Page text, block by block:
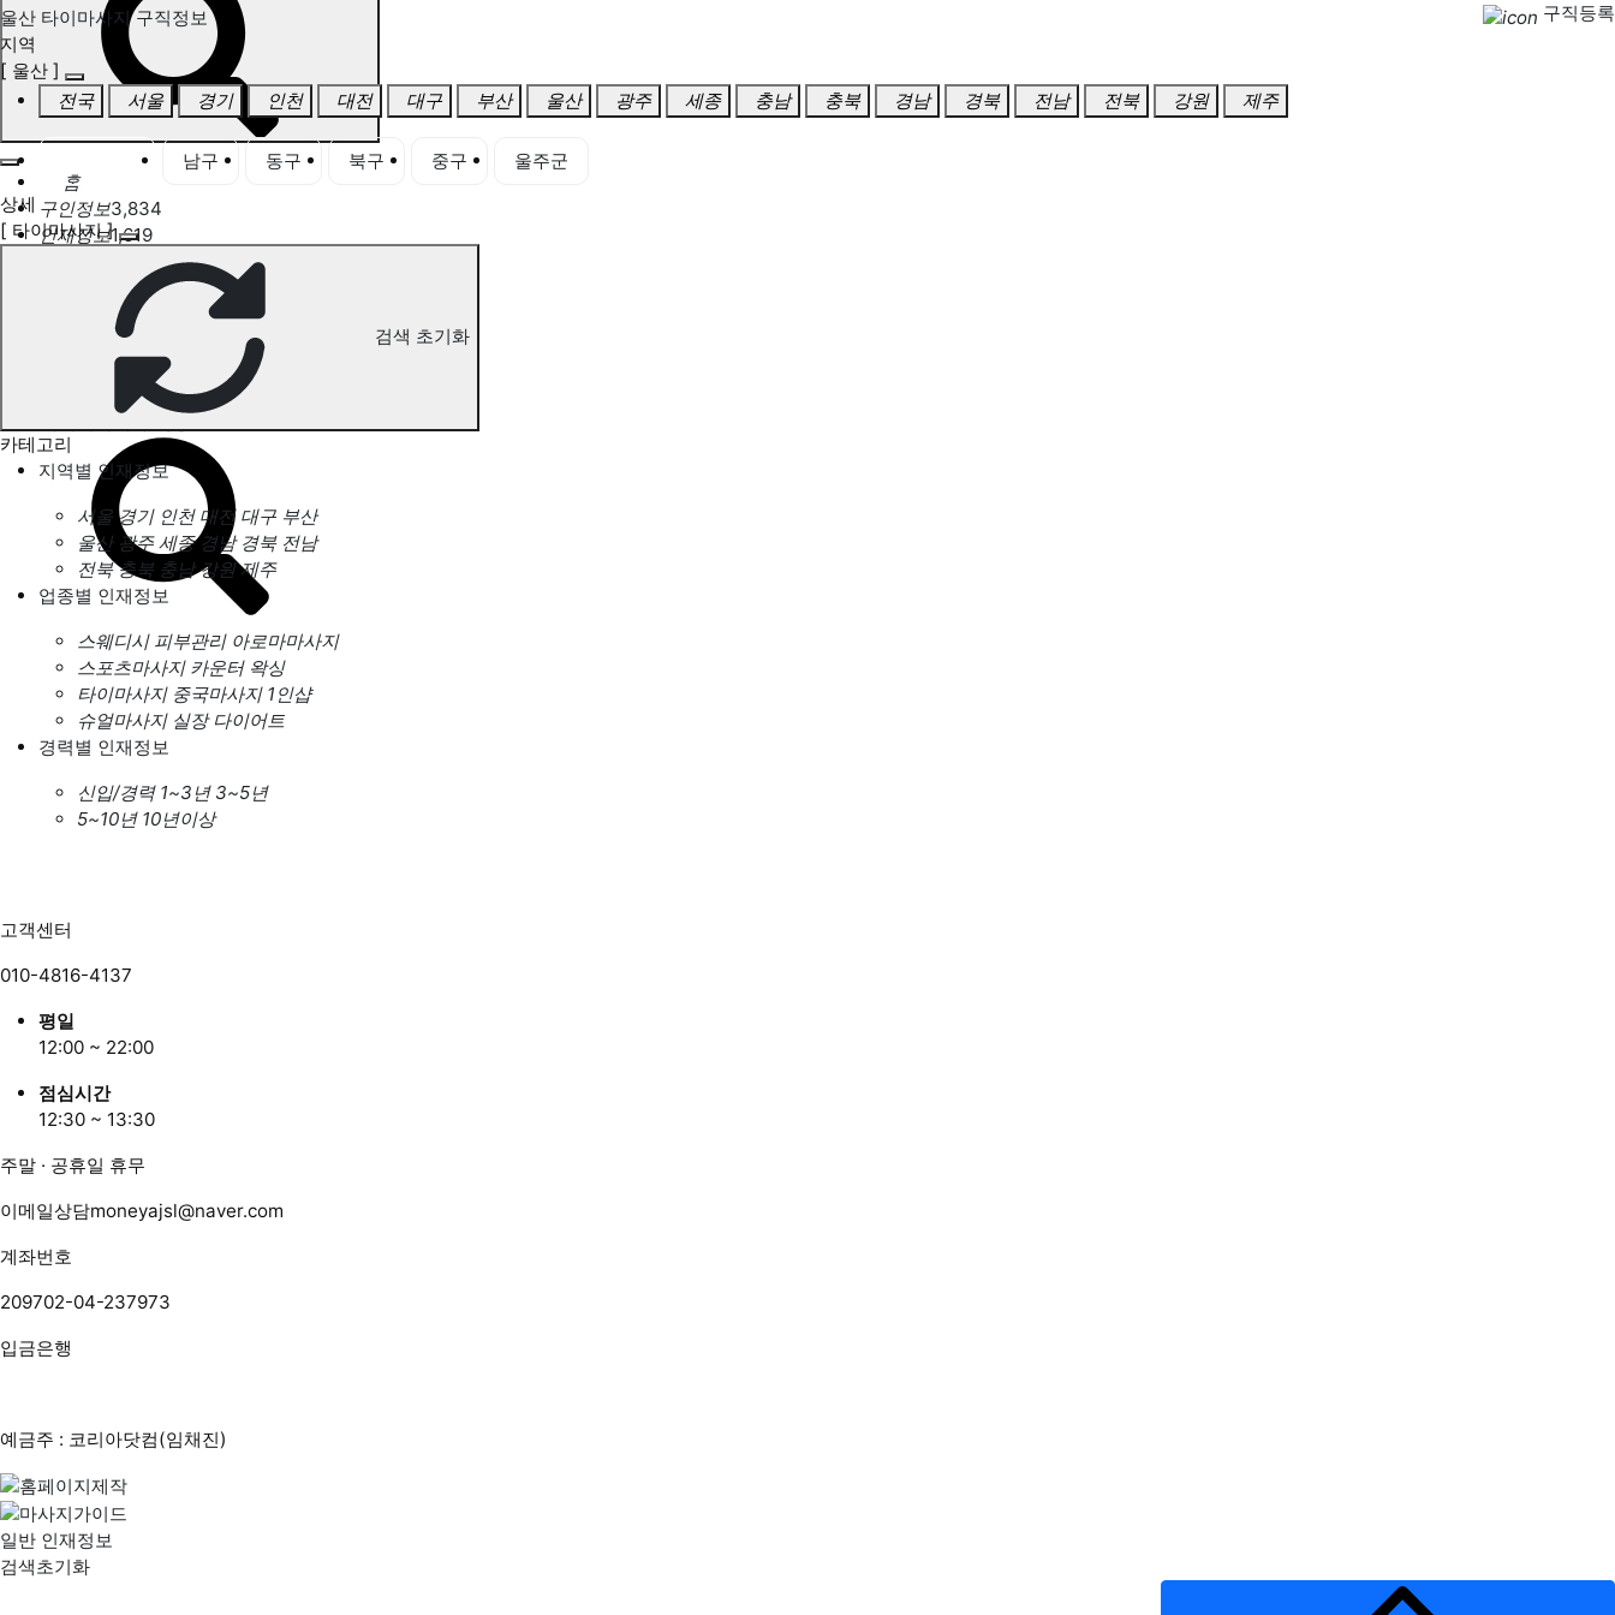
홈
구인정보3,834
인재정보1,619
고객센터
전국업체정보 마사지가이드
업체 서비스 관리
개인 서비스 관리
울산 타이마사지 구직정보
구직등록
지역
[ 울산 ]
전국
서울 경기 인천 대전 대구 부산 울산 광주 세종 충남 충북 경남 경북 전남 전북 강원 제주
남구 동구 북구 중구
울주군
상세
[ 타이마사지 ]
검색 초기화
카테고리
지역별 인재정보
서울 경기 인천 대전 대구 부산
울산 광주 세종 경남 경북 전남
전북 충북 충남 강원 제주
업종별 인재정보
스웨디시 피부관리 아로마마사지
스포츠마사지 카운터 왁싱
타이마사지 중국마사지 1인샵
슈얼마사지 실장 다이어트
경력별 인재정보
신입/경력 1~3년 3~5년
5~10년 10년이상
고객센터
010-4816-4137
평일
12:00 ~ 22:00
점심시간
12:30 ~ 13:30
주말 · 공휴일 휴무
이메일상담moneyajsl@naver.com
계좌번호
209702-04-237973
입금은행
예금주 : 코리아닷컴(임채진)
일반 인재정보
검색초기화